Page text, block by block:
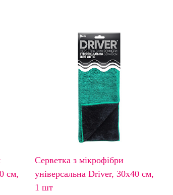
см,
Серветка з мікрофібри
універсальна Driver, 30х40 см,
1 шт